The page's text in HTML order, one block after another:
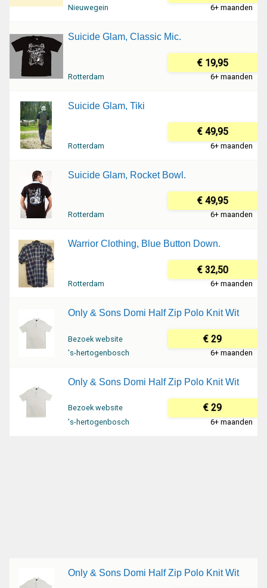
Nieuwegein 6+ maanden
Suicide Glam, Classic Mic.
€ 19,95
Rotterdam 6+ maanden
Suicide Glam, Tiki
€ 49,95
Rotterdam 6+ maanden
Suicide Glam, Rocket Bowl.
€ 49,95
Rotterdam 6+ maanden
Warrior Clothing, Blue Button Down.
€ 32,50
Rotterdam 6+ maanden
Only & Sons Domi Half Zip Polo Knit Wit
Bezoek website € 29
's-hertogenbosch 6+ maanden
Only & Sons Domi Half Zip Polo Knit Wit
Bezoek website € 29
's-hertogenbosch 6+ maanden
Only & Sons Domi Half Zip Polo Knit Wit